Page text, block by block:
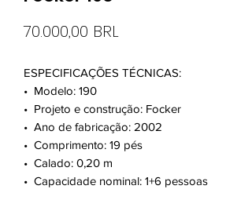
70.000,00 BRLPrezzo
ESPECIFICAÇÕES TÉCNICAS:
•⁠ ⁠Modelo: 190
•⁠ ⁠Projeto e construção: Focker
•⁠ ⁠Ano de fabricação: 2002
•⁠ ⁠Comprimento: 19 pés
•⁠ ⁠Calado: 0,20 m
•⁠ ⁠Capacidade nominal: 1+6 pessoas